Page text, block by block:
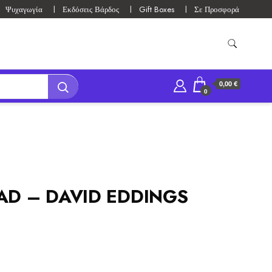
Ψυχαγωγία Εκδόσεις Βάρδος Gift Boxes Σε Προσφορά
0
0,00 €
– DAVID EDDINGS